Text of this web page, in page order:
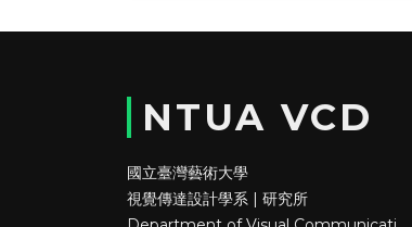
NTUA VCD
國立臺灣藝術大學
視覺傳達設計學系 | 研究所